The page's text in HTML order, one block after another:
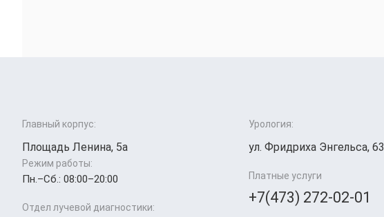
Главный корпус:
Площадь Ленина, 5а
Режим работы:
Пн.–Cб.: 08:00–20:00
Отдел лучевой диагностики:
Урология:
ул. Фридриха Энгельса, 63
Платные услуги
+7(473) 272-02-01